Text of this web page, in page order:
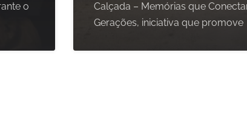
o
Calçada – Memórias que
Gerações, iniciativa que promove